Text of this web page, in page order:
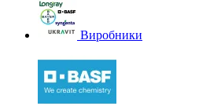
Виробники